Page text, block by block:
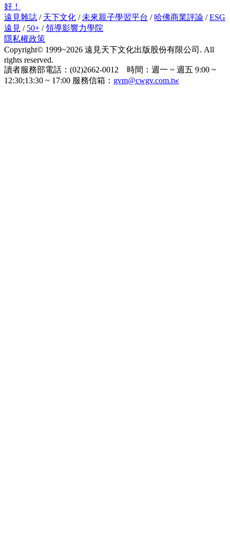
好！
遠見雜誌 / 天下文化 / 未來親子學習平台 / 哈佛商業評論 /ESG
遠見 / 50+ /領導影響力學院
隱私權政策
Copyright© 1999~2026 遠見天下文化出版股份有限公司. All
rights reserved.
讀者服務部電話：(02)2662-0012 時間：週一 ~ 週五 9:00 ~
12:30;13:30 ~ 17:00 服務信箱： gvm@cwgv.com.tw